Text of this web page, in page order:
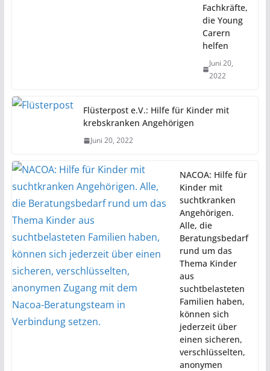
Fachkräfte,
die Young
Carern
helfen
Juni 20,
2022
Flüsterpost e.V.: Hilfe für Kinder mit
krebskranken Angehörigen
Juni 20, 2022
NACOA: Hilfe für
Kinder mit
suchtkranken
Angehörigen.
Alle, die
Beratungsbedarf
rund um das
Thema Kinder
aus
suchtbelasteten
Familien haben,
können sich
jederzeit über
einen sicheren,
verschlüsselten,
anonymen